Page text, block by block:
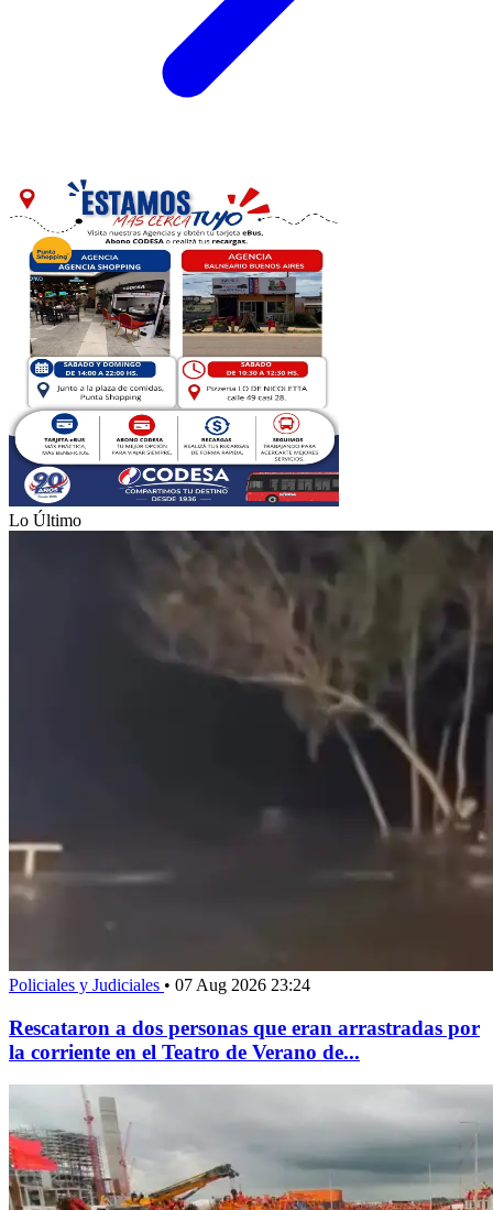
Lo Último
Policiales y Judiciales • 07 Aug 2026 23:24
Rescataron a dos personas que eran arrastradas por
la corriente en el Teatro de Verano de...